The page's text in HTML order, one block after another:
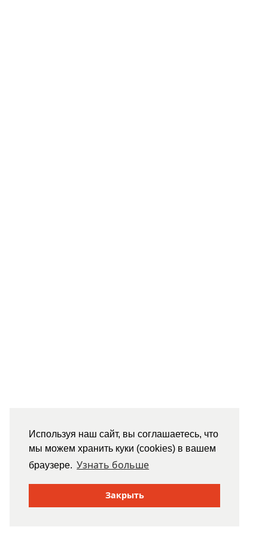
Используя наш сайт, вы соглашаетесь, что
мы можем хранить куки (cookies) в вашем
браузере. Узнать больше
Закрыть